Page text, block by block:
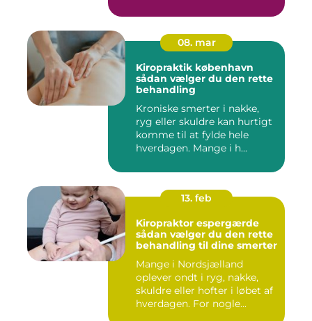
08. mar
Kiropraktik københavn
sådan vælger du den rette
behandling
Kroniske smerter i nakke,
ryg eller skuldre kan hurtigt
komme til at fylde hele
hverdagen. Mange i h...
13. feb
Kiropraktor espergærde
sådan vælger du den rette
behandling til dine smerter
Mange i Nordsjælland
oplever ondt i ryg, nakke,
skuldre eller hofter i løbet af
hverdagen. For nogle...